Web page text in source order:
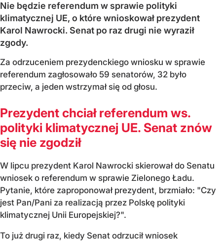
Nie będzie referendum w sprawie polityki
klimatycznej UE, o które wnioskował prezydent
Karol Nawrocki. Senat po raz drugi nie wyraził
zgody.
Za odrzuceniem prezydenckiego wniosku w sprawie
referendum zagłosowało 59 senatorów, 32 było
przeciw, a jeden wstrzymał się od głosu.
Prezydent chciał referendum ws.
polityki klimatycznej UE. Senat znów
się nie zgodził
W lipcu prezydent Karol Nawrocki skierował do Senatu
wniosek o referendum w sprawie Zielonego Ładu.
Pytanie, które zaproponował prezydent, brzmiało: "Czy
jest Pan/Pani za realizacją przez Polskę polityki
klimatycznej Unii Europejskiej?".
To już drugi raz, kiedy Senat odrzucił wniosek